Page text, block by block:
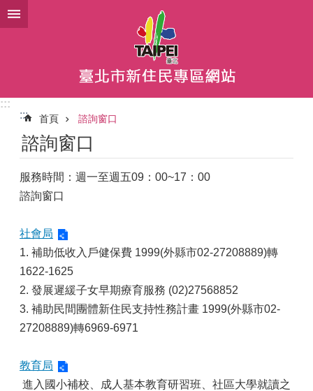
跳到主要內容區塊
:::
:::
首頁 諮詢窗口
諮詢窗口
服務時間：週一至週五09：00~17：00
諮詢窗口
社會局
1. 補助低收入戶健保費 1999(外縣市02-27208889)轉
1622-1625
2. 發展遲緩子女早期療育服務 (02)27568852
3. 補助民間團體新住民支持性務計畫 1999(外縣市02-
27208889)轉6969-6971
教育局
進入國小補校、成人基本教育研習班、社區大學就讀之